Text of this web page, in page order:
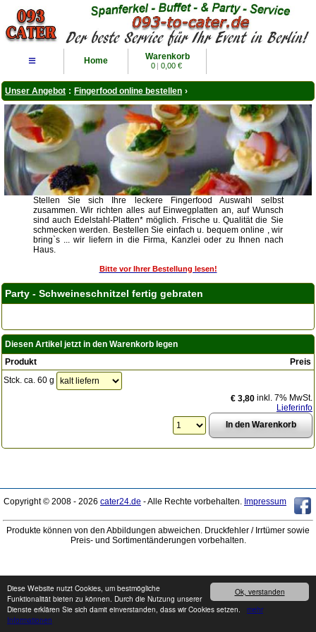
Ok, verstanden
Diese Website nutzt Cookies, um bestmögliche
Funktionalität bieten zu können. Durch die Nutzung unserer
Dienste erklären Sie sich damit einverstanden, dass wir Cookies setzen. mehr
Informationen
≡ Home Warenkorb
0 | 0,00 €
Unser Angebot : Fingerfood online bestellen ›
Stellen Sie sich Ihre leckere Fingerfood Auswahl selbst
zusammen. Wir richten alles auf Einwegplatten an, auf Wunsch
sind auch Edelstahl-Platten* möglich. Frische u. Qualität die Sie
schmecken werden. Bestellen Sie einfach u. bequem online , wir
bring`s ... wir liefern in die Firma, Kanzlei oder zu Ihnen nach
Haus.
Bitte vor Ihrer Bestellung lesen!
Party - Schweineschnitzel fertig gebraten
Diesen Artikel jetzt in den Warenkorb legen
Produkt
Preis
Stck. ca. 60 g
€ 3,80 inkl. 7% MwSt.
Lieferinfo
Copyright © 2008 - 2026 cater24.de - Alle Rechte vorbehalten. Impressum
Produkte können von den Abbildungen abweichen. Druckfehler / Irrtümer sowie
Preis- und Sortimentänderungen vorbehalten.